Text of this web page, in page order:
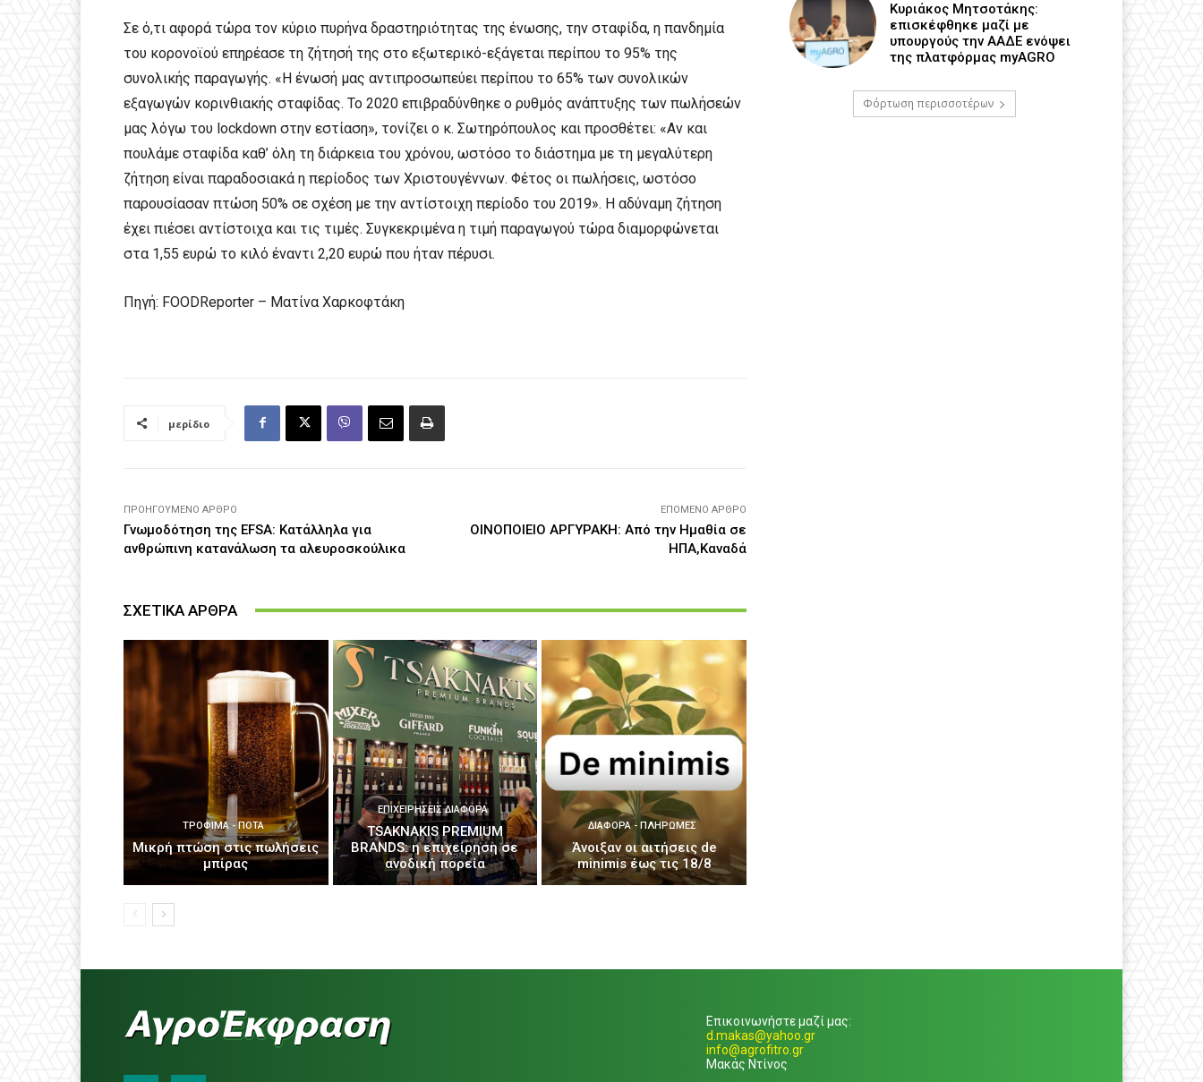
Σε ό,τι αφορά τώρα τον κύριο πυρήνα δραστηριότητας της ένωσης, την σταφίδα, η πανδημία
του κορονοϊού επηρέασε τη ζήτησή της στο εξωτερικό-εξάγεται περίπου το 95% της
συνολικής παραγωγής. «Η ένωσή μας αντιπροσωπεύει περίπου το 65% των συνολικών
εξαγωγών κορινθιακής σταφίδας. Το 2020 επιβραδύνθηκε ο ρυθμός ανάπτυξης των πωλήσεών
μας λόγω του lockdown στην εστίαση», τονίζει ο κ. Σωτηρόπουλος και προσθέτει: «Αν και
πουλάμε σταφίδα καθ’ όλη τη διάρκεια του χρόνου, ωστόσο το διάστημα με τη μεγαλύτερη
ζήτηση είναι παραδοσιακά η περίοδος των Χριστουγέννων. Φέτος οι πωλήσεις, ωστόσο
παρουσίασαν πτώση 50% σε σχέση με την αντίστοιχη περίοδο του 2019». Η αδύναμη ζήτηση
έχει πιέσει αντίστοιχα και τις τιμές. Συγκεκριμένα η τιμή παραγωγού τώρα διαμορφώνεται
στα 1,55 ευρώ το κιλό έναντι 2,20 ευρώ που ήταν πέρυσι.
Πηγή: FOODReporter – Ματίνα Χαρκοφτάκη
μερίδιο
ΠΡΟΗΓΟΎΜΕΝΟ ΆΡΘΡΟ
Γνωμοδότηση της EFSA: Κατάλληλα για
ανθρώπινη κατανάλωση τα αλευροσκούλικα
ΕΠΌΜΕΝΟ ΆΡΘΡΟ
ΟΙΝΟΠΟΙΕΙΟ ΑΡΓΥΡΑΚΗ: Από την Ημαθία σε
ΗΠΑ,Καναδά
ΣΧΕΤΙΚΑ ΑΡΘΡΑ
ΤΡΌΦΙΜΑ - ΠΟΤΆ
Μικρή πτώση στις πωλήσεις
μπίρας
ΕΠΙΧΕΙΡΉΣΕΙΣ ΔΙΆΦΟΡΑ
TSAKNAKIS PREMIUM
BRANDS: η επιχείρηση σε
ανοδική πορεία
ΔΙΆΦΟΡΑ - ΠΛΗΡΩΜΈΣ
Άνοιξαν οι αιτήσεις de
minimis έως τις 18/8
Κυριάκος Μητσοτάκης:
επισκέφθηκε μαζί με
υπουργούς την ΑΑΔΕ ενόψει
της πλατφόρμας myAGRO
Φόρτωση περισσοτέρων
Επικοινωνήστε μαζί μας:
d.makas@yahoo.gr
info@agrofitro.gr
Μακάς Ντίνος